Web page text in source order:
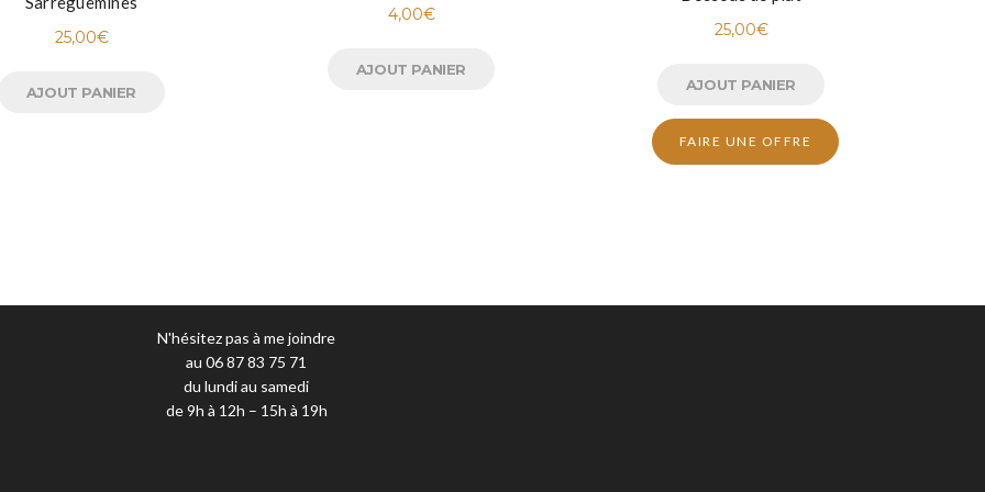
25,00€
AJOUT PANIER
4,00€
AJOUT PANIER
25,00€
AJOUT PANIER
FAIRE UNE OFFRE
N'hésitez pas à me joindre
au 06 87 83 75 71
du lundi au samedi
de 9h à 12h – 15h à 19h